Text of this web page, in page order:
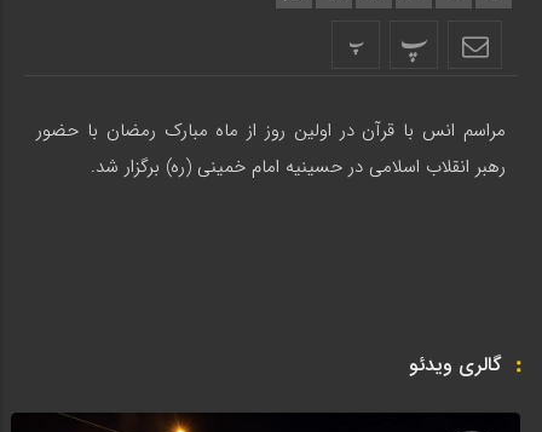
پ پ
مراسم انس با قرآن در اولین روز از ماه مبارک رمضان با حضور
رهبر انقلاب اسلامی در حسینیه امام خمینی (ره) برگزار شد.
گالری ویدئو